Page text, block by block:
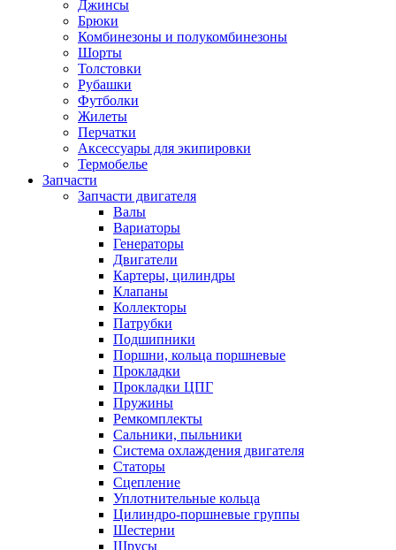
Джинсы
Брюки
Комбинезоны и полукомбинезоны
Шорты
Толстовки
Рубашки
Футболки
Жилеты
Перчатки
Аксессуары для экипировки
Термобелье
Запчасти
Запчасти двигателя
Валы
Вариаторы
Генераторы
Двигатели
Картеры, цилиндры
Клапаны
Коллекторы
Патрубки
Подшипники
Поршни, кольца поршневые
Прокладки
Прокладки ЦПГ
Пружины
Ремкомплекты
Сальники, пыльники
Система охлаждения двигателя
Статоры
Сцепление
Уплотнительные кольца
Цилиндро-поршневые группы
Шестерни
Шрусы